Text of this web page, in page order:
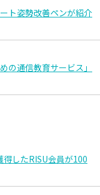
ト姿勢改善ペンが紹介
の通信教育サービス」
得したRISU会員が100